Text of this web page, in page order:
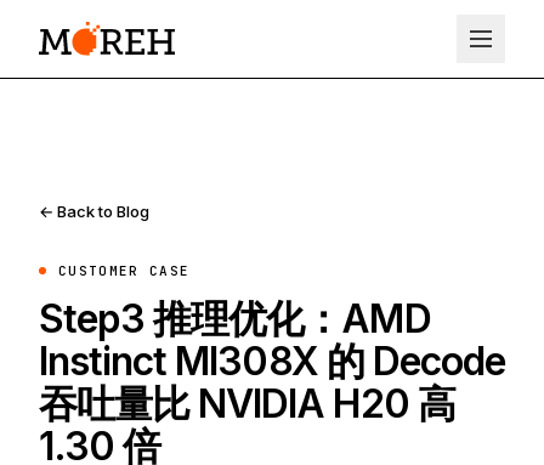
← Back to Blog
CUSTOMER CASE
Step3 推理优化：AMD
Instinct MI308X 的 Decode
吞吐量比 NVIDIA H20 高
1.30 倍